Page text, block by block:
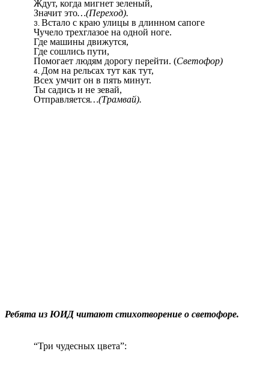
Ждут, когда мигнет зеленый,
Значит это…(Переход).
Встало с краю улицы в длинном сапоге
Чучело трехглазое на одной ноге.
Где машины движутся,
Где сошлись пути,
Помогает людям дорогу перейти. (Светофор)
Дом на рельсах тут как тут,
Всех умчит он в пять минут.
Ты садись и не зевай,
Отправляется…(Трамвай).
Ребята из ЮИД читают стихотворение о светофоре.
“Три чудесных цвета”: